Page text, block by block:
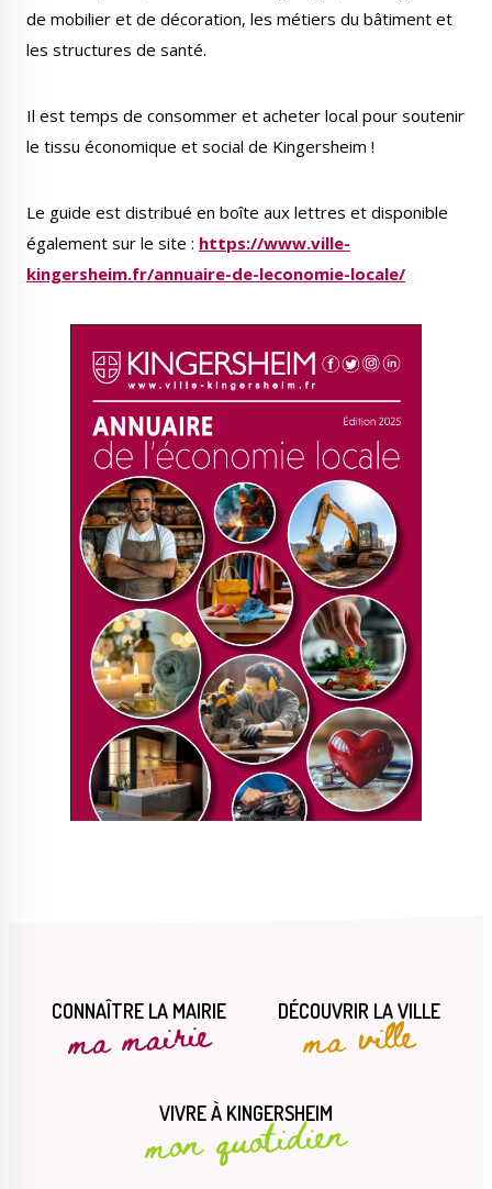
Conseil Municipal
Le Créa La médiathèque
de mobilier et de décoration, les métiers du bâtiment et
les structures de santé.
Il est temps de consommer et acheter local pour soutenir
le tissu économique et social de Kingersheim !
Le guide est distribué en boîte aux lettres et disponible
également sur le site : https://www.ville-
kingersheim.fr/annuaire-de-leconomie-locale/
CONNAÎTRE LA MAIRIE
ma mairie DÉCOUVRIR LA VILLE
ma ville
VIVRE À KINGERSHEIM
mon quotidien